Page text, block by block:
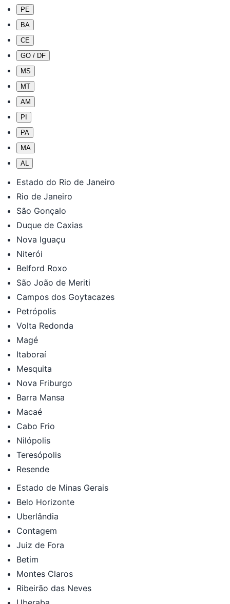
PE
BA
CE
GO / DF
MS
MT
AM
PI
PA
MA
AL
Estado do Rio de Janeiro
Rio de Janeiro
São Gonçalo
Duque de Caxias
Nova Iguaçu
Niterói
Belford Roxo
São João de Meriti
Campos dos Goytacazes
Petrópolis
Volta Redonda
Magé
Itaboraí
Mesquita
Nova Friburgo
Barra Mansa
Macaé
Cabo Frio
Nilópolis
Teresópolis
Resende
Estado de Minas Gerais
Belo Horizonte
Uberlândia
Contagem
Juiz de Fora
Betim
Montes Claros
Ribeirão das Neves